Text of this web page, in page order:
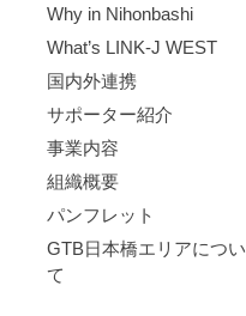
Why in Nihonbashi
What’s LINK-J WEST
国内外連携
サポーター紹介
事業内容
組織概要
パンフレット
GTB日本橋エリアについ
て